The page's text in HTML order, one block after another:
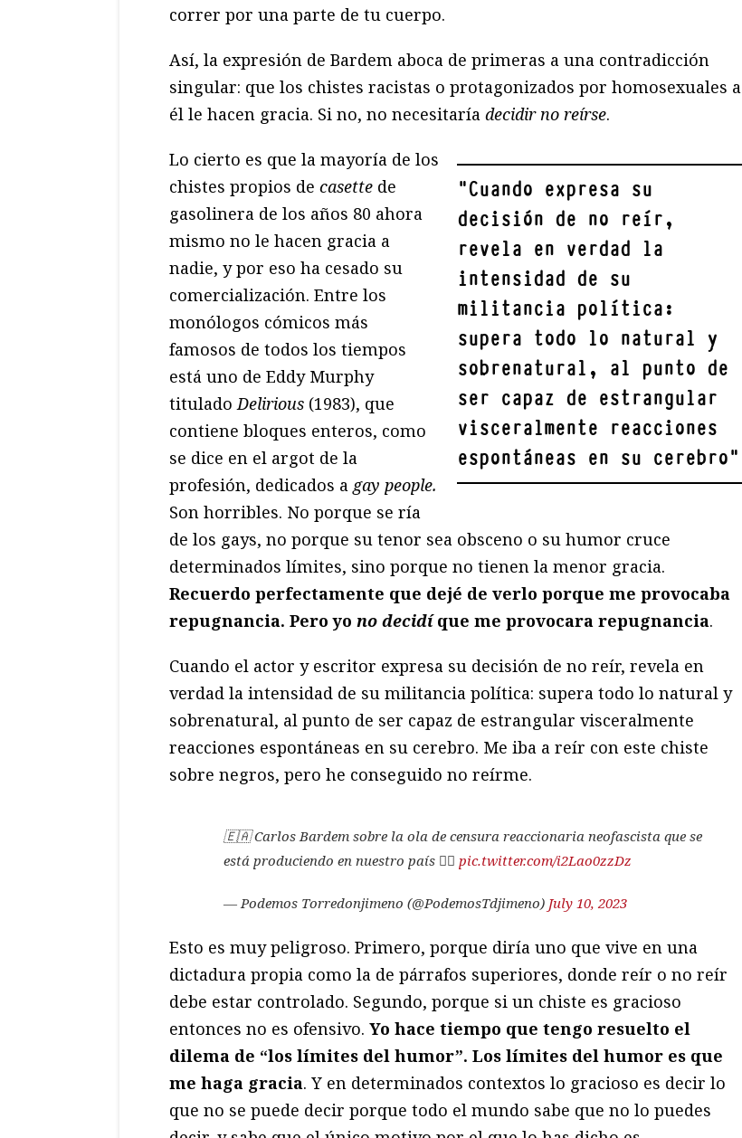
correr por una parte de tu cuerpo.
Así, la expresión de Bardem aboca de primeras a una contradicción
singular: que los chistes racistas o protagonizados por homosexuales a
él le hacen gracia. Si no, no necesitaría decidir no reírse.
"Cuando expresa su
decisión de no reír,
revela en verdad la
intensidad de su
militancia política:
supera todo lo natural y
sobrenatural, al punto de
ser capaz de estrangular
visceralmente reacciones
espontáneas en su cerebro"
Lo cierto es que la mayoría de los
chistes propios de casette de
gasolinera de los años 80 ahora
mismo no le hacen gracia a
nadie, y por eso ha cesado su
comercialización. Entre los
monólogos cómicos más
famosos de todos los tiempos
está uno de Eddy Murphy
tituladoDelirious (1983), que
contiene bloques enteros, como
se dice en el argot de la
profesión, dedicados a gay people.
Son horribles. No porque se ría
de los gays, no porque su tenor sea obsceno o su humor cruce
determinados límites, sino porque no tienen la menor gracia.
Recuerdo perfectamente que dejé de verlo porque me provocaba
repugnancia. Pero yo no decidíque me provocara repugnancia.
Cuando el actor y escritor expresa su decisión de no reír, revela en
verdad la intensidad de su militancia política: supera todo lo natural y
sobrenatural, al punto de ser capaz de estrangular visceralmente
reacciones espontáneas en su cerebro. Me iba a reír con este chiste
sobre negros, pero he conseguido no reírme.
🇪🇦 Carlos Bardem sobre la ola de censura reaccionaria neofascista que se
está produciendo en nuestro país 👇🏽 pic.twitter.com/i2Lao0zzDz
— Podemos Torredonjimeno (@PodemosTdjimeno) July 10, 2023
Esto es muy peligroso. Primero, porque diría uno que vive en una
dictadura propia como la de párrafos superiores, donde reír o no reír
debe estar controlado. Segundo, porque si un chiste es gracioso
entonces no es ofensivo. Yo hace tiempo que tengo resuelto el
dilema de “los límites del humor”. Los límites del humor es que
me haga gracia. Y en determinados contextos lo gracioso es decir lo
que no se puede decir porque todo el mundo sabe que no lo puedes